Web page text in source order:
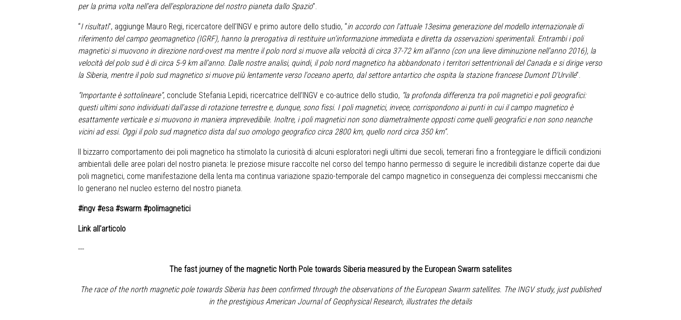
per la prima volta nell’era dell’esplorazione del nostro pianeta dallo Spazio”.
“I risultati”, aggiunge Mauro Regi, ricercatore dell’INGV e primo autore dello studio, “in accordo con l'attuale 13esima generazione del modello internazionale di
riferimento del campo geomagnetico (IGRF), hanno la prerogativa di restituire un'informazione immediata e diretta da osservazioni sperimentali. Entrambi i poli
magnetici si muovono in direzione nord-ovest ma mentre il polo nord si muove alla velocità di circa 37-72 km all’anno (con una lieve diminuzione nell'anno 2016), la
velocità del polo sud è di circa 5-9 km all’anno. Dalle nostre analisi, quindi, il polo nord magnetico ha abbandonato i territori settentrionali del Canada e si dirige verso
la Siberia, mentre il polo sud magnetico si muove più lentamente verso l'oceano aperto, dal settore antartico che ospita la stazione francese Dumont D'Urville”.
“Importante è sottolineare”, conclude Stefania Lepidi, ricercatrice dell’INGV e co-autrice dello studio, “la profonda differenza tra poli magnetici e poli geografici:
questi ultimi sono individuati dall'asse di rotazione terrestre e, dunque, sono fissi. I poli magnetici, invece, corrispondono ai punti in cui il campo magnetico è
esattamente verticale e si muovono in maniera imprevedibile. Inoltre, i poli magnetici non sono diametralmente opposti come quelli geografici e non sono neanche
vicini ad essi. Oggi il polo sud magnetico dista dal suo omologo geografico circa 2800 km, quello nord circa 350 km”.
Il bizzarro comportamento dei poli magnetico ha stimolato la curiosità di alcuni esploratori negli ultimi due secoli, temerari fino a fronteggiare le difficili condizioni
ambientali delle aree polari del nostro pianeta: le preziose misure raccolte nel corso del tempo hanno permesso di seguire le incredibili distanze coperte dai due
poli magnetici, come manifestazione della lenta ma continua variazione spazio-temporale del campo magnetico in conseguenza dei complessi meccanismi che
lo generano nel nucleo esterno del nostro pianeta.
#ingv #esa #swarm #polimagnetici
Link all'articolo
---
The fast journey of the magnetic North Pole towards Siberia measured by the European Swarm satellites
The race of the north magnetic pole towards Siberia has been confirmed through the observations of the European Swarm satellites. The INGV study, just published
in the prestigious American Journal of Geophysical Research, illustrates the details